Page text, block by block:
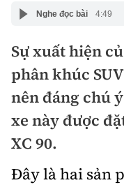
Chính sách
Hạ tầng phương tiện
Góc nhìn
Tâm điểm
Xe du lịch
Xe chuyên dụng
Xe máy
Đánh giá xe
Đánh giá xe mới
So sánh
Lái mới
Tư vấn sử dụng
Chọn xe
Bảo hiểm xe
Sản phẩm bảo hiểm
Nghe đọc bài 4:49
Sự xuất hiện
phân khúc
nên đáng chú
xe này được
XC 90.
Đây là hai sản